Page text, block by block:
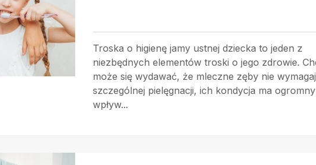
Troska o higienę jamy ustnej dziecka to jeden z
niezbędnych elementów troski o jego zdrowie.
może się wydawać, że mleczne zęby nie
szczególnej pielęgnacji, ich kondycja ma ogromny
wpływ...